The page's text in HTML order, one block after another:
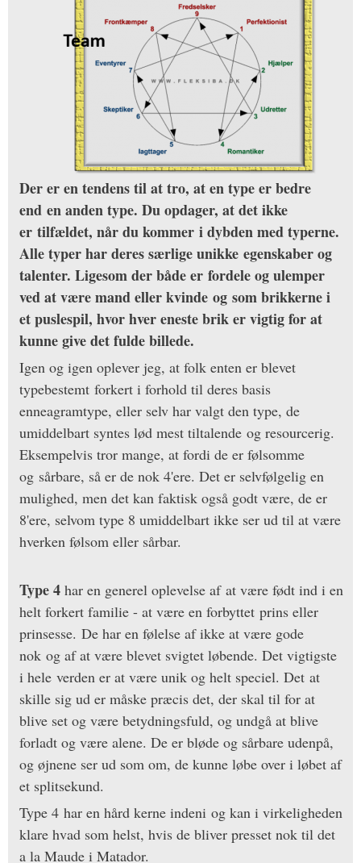
Der er en tendens til at tro, at en type er bedre
end en anden type. Du opdager, at det ikke
er tilfældet, når du kommer i dybden med typerne.
Alle typer har deres særlige unikke egenskaber og
talenter. Ligesom der både er fordele og ulemper
ved at være mand eller kvinde og som brikkerne i
et puslespil, hvor hver eneste brik er vigtig for at
kunne give det fulde billede.
Igen og igen oplever jeg, at folk enten er blevet
typebestemt forkert i forhold til deres basis
enneagramtype, eller selv har valgt den type, de
umiddelbart syntes lød mest tiltalende og resourcerig.
Eksempelvis tror mange, at fordi de er følsomme
og sårbare, så er de nok 4'ere. Det er selvfølgelig en
mulighed, men det kan faktisk også godt være, de er
8'ere, selvom type 8 umiddelbart ikke ser ud til at være
hverken følsom eller sårbar.
Type 4 har en generel oplevelse af at være født ind i en
helt forkert familie - at være en forbyttet prins eller
prinsesse. De har en følelse af ikke at være gode
nok og af at være blevet svigtet løbende. Det vigtigste
i hele verden er at være unik og helt speciel. Det at
skille sig ud er måske præcis det, der skal til for at
blive set og være betydningsfuld, og undgå at blive
forladt og være alene. De er bløde og sårbare udenpå,
og øjnene ser ud som om, de kunne løbe over i løbet af
et splitsekund.
Type 4 har en hård kerne indeni og kan i virkeligheden
klare hvad som helst, hvis de bliver presset nok til det
a la Maude i Matador.